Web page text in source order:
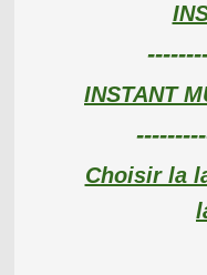
INSTANT
Choisir la